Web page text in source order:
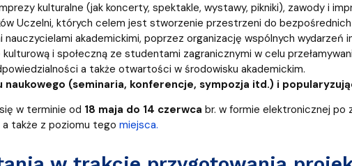
kulturalne (jak koncerty, spektakle, wystawy, pikniki), zawody i
Uczelni, których celem jest stworzenie przestrzeni do
akademickimi, poprzez organizację wspólnych wydarzeń
i społeczną ze studentami zagranicznymi w celu
a także otwartości w środowisku akademickim.
naukowego (seminaria, konferencje, sympozja itd.) i
w terminie od 18 maja do 14 czerwca br. w formie elektronicznej po
a także z poziomu tego miejsca.